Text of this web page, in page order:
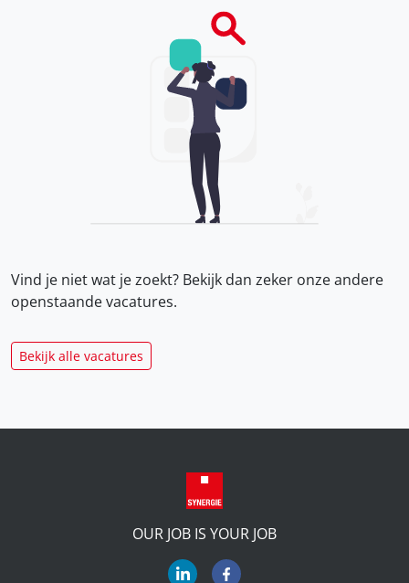
Vind je niet wat je zoekt? Bekijk dan zeker onzeandere
openstaande vacatures.
Bekijk alle vacatures
OUR JOB IS YOUR JOB